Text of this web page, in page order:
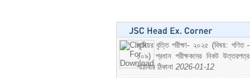
জুনিয়র বৃত্তি পরীক্ষা- ২০২৫ (বিষয়: গণিত -
১০৯) প্রধান পরীক্ষকদের নিকট উত্তরপত্র
পাঠাবার ঠিকানা 2026-01-12